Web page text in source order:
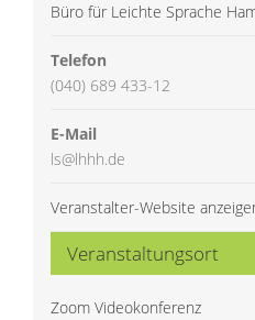
Veranstaltungsort
Zoom Videokonferenz
Büro für Leichte Sprache
Telefon
(040) 689 433-12
E-Mail
ls@lhhh.de
Veranstalter-Website